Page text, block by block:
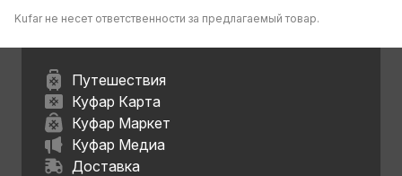
Kufar не несет ответственности за предлагаемый товар.
Путешествия
Куфар Карта
Куфар Маркет
Куфар Медиа
Доставка